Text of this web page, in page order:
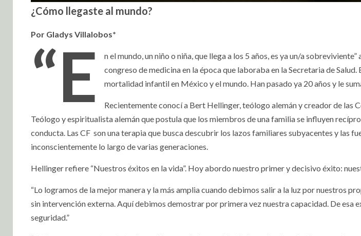
¿Cómo llegaste al mundo?
Por Gladys Villalobos*
“E
n el mundo, un niño o niña, que llega a los 5 años, es ya un/a
congreso de medicina en la época que laboraba en la Secretaria de
mortalidad infantil en México y el mundo. Han pasado ya 20 años y le
Recientemente conocí a Bert Hellinger, teólogo alemán y creador de las
Teólogo y espiritualista alemán que postula que los miembros de una familia se influyen
conducta. Las CF son una terapia que busca descubrir los lazos familiares subyacentes y las
inconscientemente lo largo de varias generaciones.
Hellinger refiere “Nuestros éxitos en la vida”. Hoy abordo nuestro primer y decisivo éxito:
“Lo logramos de la mejor manera y la más amplia cuando debimos salir a la luz por nuestros
sin intervención externa. Aquí debimos demostrar por primera vez nuestra capacidad. De esa
seguridad.”